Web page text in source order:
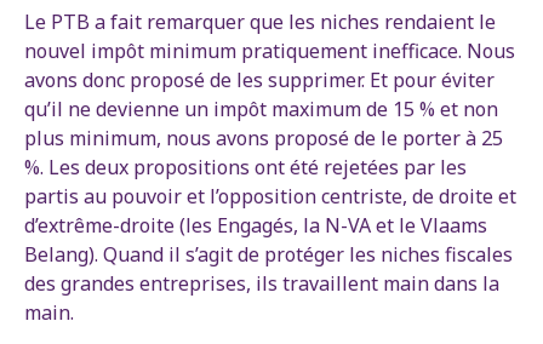
Le PTB a fait remarquer que les niches rendaient le
nouvel impôt minimum pratiquement inefficace. Nous
avons donc proposé de les supprimer. Et pour éviter
qu’il ne devienne un impôt maximum de 15 % et non
plus minimum, nous avons proposé de le porter à 25
%. Les deux propositions ont été rejetées par les
partis au pouvoir et l’opposition centriste, de droite et
d’extrême-droite (les Engagés, la N-VA et le Vlaams
Belang). Quand il s’agit de protéger les niches fiscales
des grandes entreprises, ils travaillent main dans la
main.